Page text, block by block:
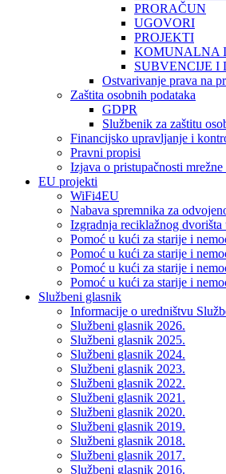
PRORAČUN
UGOVORI
PROJEKTI
KOMUNALNA
SUBVENCIJE I
Ostvarivanje prava na
Zaštita osobnih podataka
GDPR
Službenik za zaštitu
Financijsko upravljanje i
Pravni propisi
Izjava o pristupačnosti
EU projekti
WiFi4EU
Nabava spremnika za
Izgradnja reciklažnog
Pomoć u kući za starije i
Pomoć u kući za starije i
Pomoć u kući za starije i
Pomoć u kući za starije i
Službeni glasnik
Informacije o uredništvu
Službeni glasnik 2026.
Službeni glasnik 2025.
Službeni glasnik 2024.
Službeni glasnik 2023.
Službeni glasnik 2022.
Službeni glasnik 2021.
Službeni glasnik 2020.
Službeni glasnik 2019.
Službeni glasnik 2018.
Službeni glasnik 2017.
Službeni glasnik 2016.